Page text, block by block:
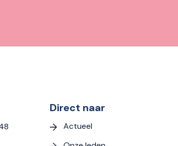
Direct naar
Actueel